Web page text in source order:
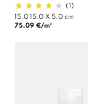
(1)
15.0 15.0 X 5.0 cm
75.09 €/m²